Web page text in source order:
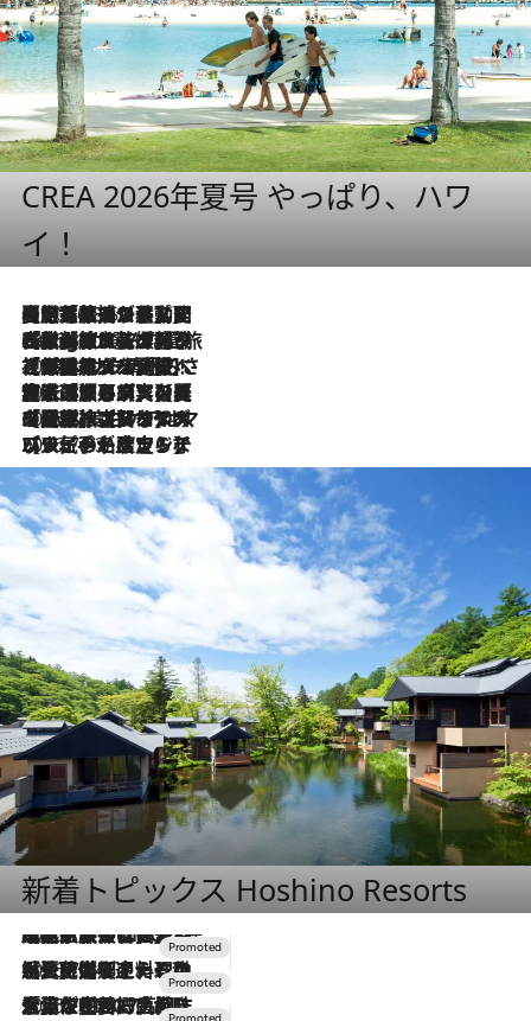
CREA 2026年夏号 やっぱり、ハワ
イ！
2026.8.5
【厳選旅コスメ】国内をあちこち移動する河井菜摘が選んだ夏旅ベストコスメ発表！「リラックスアイテムはマスト」【Mサイズジップ】
2026.8.4
【厳選旅コスメ】「紫外線＆乾燥対策しながらメイク感も！」ヘア＆メイクGeorgeが選んだ夏旅ベストコスメを発表！【Mサイズジップ】
2026.8.3
【厳選旅コスメ】「保湿もタイパ重視！」“サウナ好き”タレント清水みさとが愛用する夏旅ベストコスメを発表！【Mサイズジップ】
2026.8.2
【厳選旅コスメ】美容家・瀬戸麻実の夏旅ベストコスメを発表！「ストレスなく使えるクレンジング＆洗顔は必須」【Mサイズジップ】
2026.8.1
【厳選旅コスメ】「UV＆美白ケアはマスト！」フリーアナウンサー宇賀なつみの夏旅ベストコスメを発表！【Mサイズジップ】
2026.7.23
【リピート確定！】ハワイの名店ランチプレートとサンドイッチ、手が止まらない人気ドーナツ
新着トピックス Hoshino Resorts
2026.7.31
【ホテル帰省】という選択肢をOMOが提案。家族とほどよい距離を保つには「昼は実家、夜は気兼ねなくホテルで！」
2026.7.24
【夏限定ディナーコース】旬を迎える稚鮎や花ズッキーニなどをイタリア・トスカーナの郷土料理の手法で満喫！
2026.7.17
「土佐和ハーブかき氷」がOMO7高知に登場！生姜、山椒、大葉など目にも舌にも涼を呼ぶ郷土の味